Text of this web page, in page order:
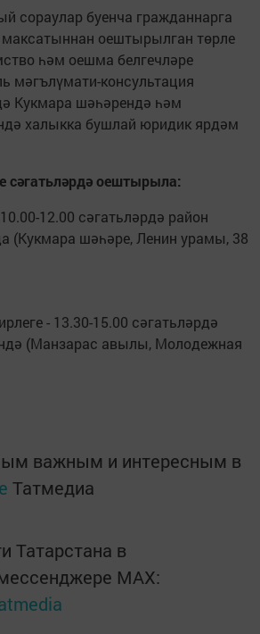
сораулар буенча гражданнарга
максатыннан оештырылган төрле
һәм оешма белгечләре
мәгълүмати-консультация
Кукмара шәһәрендә һәм
халыкка бушлай юридик ярдәм
сәгатьләрдә оештырыла:
12.00 сәгатьләрдә район
(Кукмара шәһәре, Ленин урамы, 38
- 13.30-15.00 сәгатьләрдә
(Манзарас авылы, Молодежная
важным и интересным в
Татмедиа
Татарстана в
MАХ: